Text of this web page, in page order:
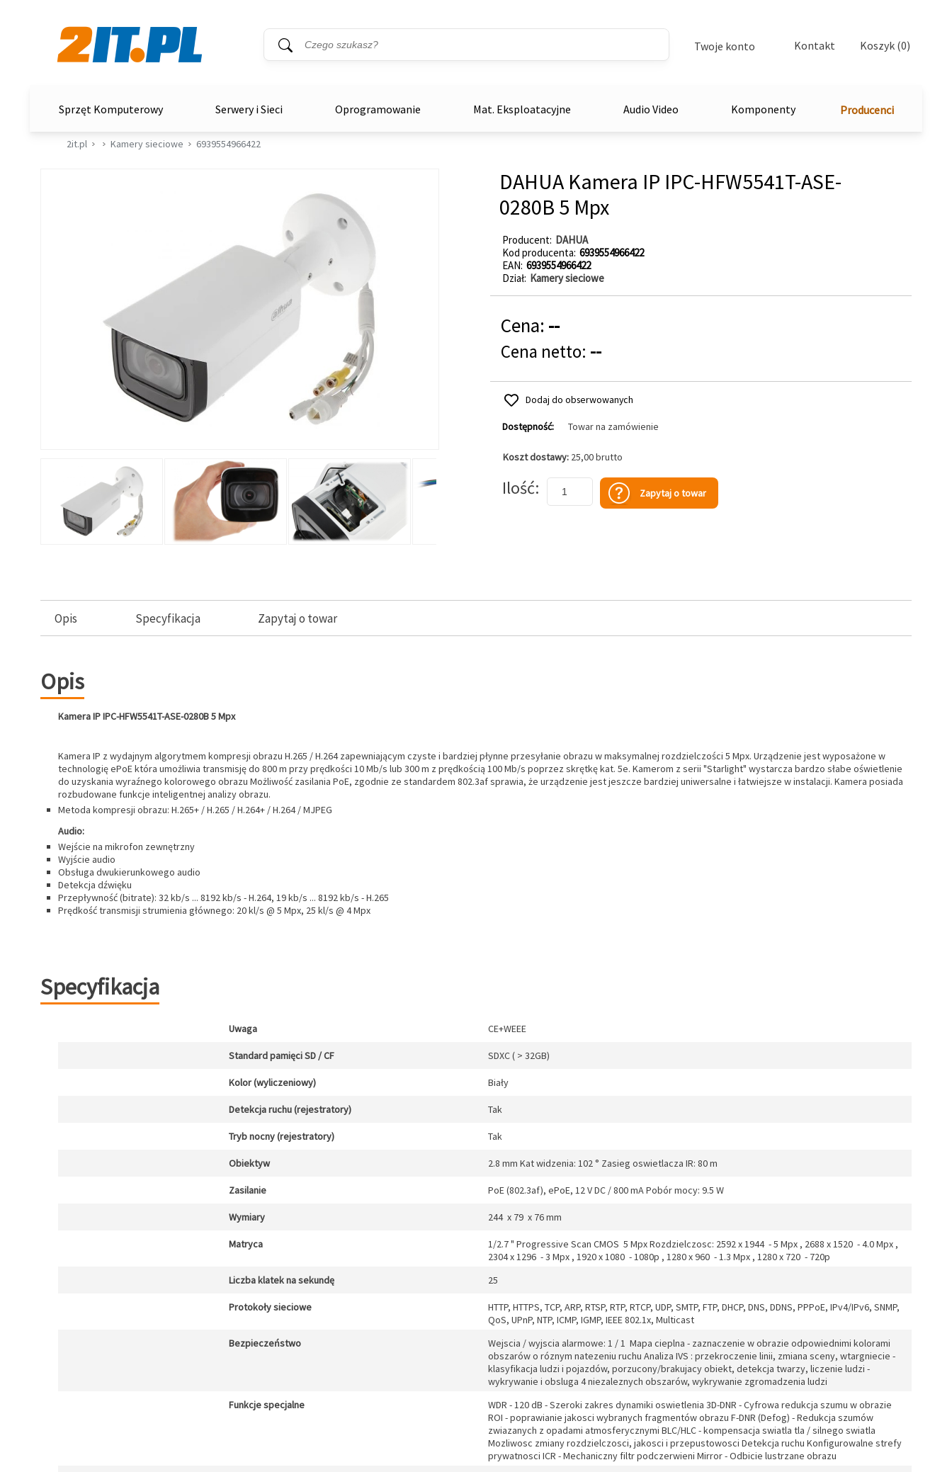
Wyszukiwarka
Słowo kluczowe
Twoje konto Kontakt Koszyk (0)
Sprzęt Komputerowy Serwery i Sieci Oprogramowanie Mat. Eksploatacyjne Audio Video Komponenty Producenci
2it.pl Kamery sieciowe 6939554966422
DAHUA Kamera IP IPC-HFW5541T-ASE-
0280B 5 Mpx
Producent DAHUA
Kod producenta 6939554966422
EAN 6939554966422
Dział Kamery sieciowe
Cena: --
Cena netto: --
Dodaj do obserwowanych
Dostępność: Towar na zamówienie
Koszt dostawy: 25,00 brutto
Ilość Zapytaj o towar
Opis Specyfikacja Zapytaj o towar
Opis
Kamera IP IPC-HFW5541T-ASE-0280B 5 Mpx
Kamera IP z wydajnym algorytmem kompresji obrazu H.265 / H.264 zapewniającym czyste i bardziej płynne przesyłanie obrazu w maksymalnej rozdzielczości 5 Mpx. Urządzenie jest wyposażone w
technologię ePoE która umożliwia transmisję do 800 m przy prędkości 10 Mb/s lub 300 m z prędkością 100 Mb/s poprzez skrętkę kat. 5e. Kamerom z serii "Starlight" wystarcza bardzo słabe oświetlenie
do uzyskania wyraźnego kolorowego obrazu Możliwość zasilania PoE, zgodnie ze standardem 802.3af sprawia, że urządzenie jest jeszcze bardziej uniwersalne i łatwiejsze w instalacji. Kamera posiada
rozbudowane funkcje inteligentnej analizy obrazu.
Metoda kompresji obrazu: H.265+ / H.265 / H.264+ / H.264 / MJPEG
Audio:
Wejście na mikrofon zewnętrzny
Wyjście audio
Obsługa dwukierunkowego audio
Detekcja dźwięku
Przepływność (bitrate): 32 kb/s ... 8192 kb/s - H.264, 19 kb/s ... 8192 kb/s - H.265
Prędkość transmisji strumienia głównego: 20 kl/s @ 5 Mpx, 25 kl/s @ 4 Mpx
Specyfikacja
Uwaga CE+WEEE
Standard pamięci SD / CF SDXC ( > 32GB)
Kolor (wyliczeniowy) Biały
Detekcja ruchu (rejestratory) Tak
Tryb nocny (rejestratory) Tak
Obiektyw 2.8 mm Kat widzenia: 102 ° Zasieg oswietlacza IR: 80 m
Zasilanie PoE (802.3af), ePoE, 12 V DC / 800 mA Pobór mocy: 9.5 W
Wymiary 244 x 79 x 76 mm
Matryca
1/2.7 " Progressive Scan CMOS 5 Mpx Rozdzielczosc: 2592 x 1944 - 5 Mpx , 2688 x 1520 - 4.0 Mpx ,
2304 x 1296 - 3 Mpx , 1920 x 1080 - 1080p , 1280 x 960 - 1.3 Mpx , 1280 x 720 - 720p
Liczba klatek na sekundę
25
Protokoły sieciowe
HTTP, HTTPS, TCP, ARP, RTSP, RTP, RTCP, UDP, SMTP, FTP, DHCP, DNS, DDNS, PPPoE, IPv4/IPv6, SNMP,
QoS, UPnP, NTP, ICMP, IGMP, IEEE 802.1x, Multicast
Bezpieczeństwo
Wejscia / wyjscia alarmowe: 1 / 1 Mapa cieplna - zaznaczenie w obrazie odpowiednimi kolorami
obszarów o róznym natezeniu ruchu Analiza IVS : przekroczenie linii, zmiana sceny, wtargniecie -
klasyfikacja ludzi i pojazdów, porzucony/brakujacy obiekt, detekcja twarzy, liczenie ludzi -
wykrywanie i obsluga 4 niezaleznych obszarów, wykrywanie zgromadzenia ludzi
Funkcje specjalne
WDR - 120 dB - Szeroki zakres dynamiki oswietlenia 3D-DNR - Cyfrowa redukcja szumu w obrazie
ROI - poprawianie jakosci wybranych fragmentów obrazu F-DNR (Defog) - Redukcja szumów
zwiazanych z opadami atmosferycznymi BLC/HLC - kompensacja swiatla tla / silnego swiatla
Mozliwosc zmiany rozdzielczosci, jakosci i przepustowosci Detekcja ruchu Konfigurowalne strefy
prywatnosci ICR - Mechaniczny filtr podczerwieni Mirror - Odbicie lustrzane obrazu